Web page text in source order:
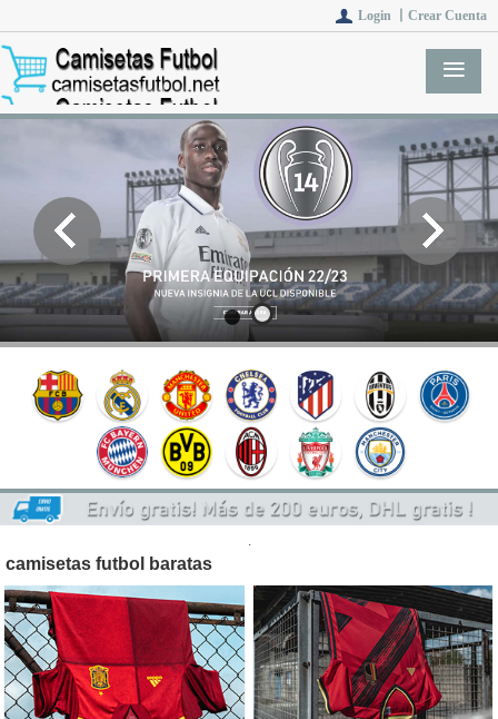
Login 丨 Crear Cuenta
.
camisetas futbol baratas